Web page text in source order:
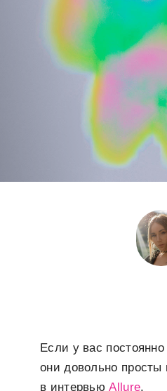
Если у вас
они довольно
в интервьюAllure.